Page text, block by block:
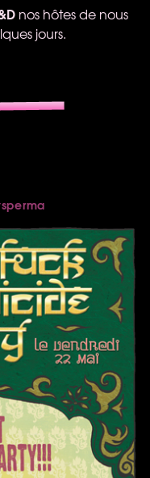
nos hôtes de nous
jours.